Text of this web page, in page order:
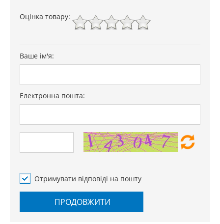
Оцінка товару:
Ваше ім'я:
Електронна пошта:
Отримувати відповіді на пошту
ПРОДОВЖИТИ